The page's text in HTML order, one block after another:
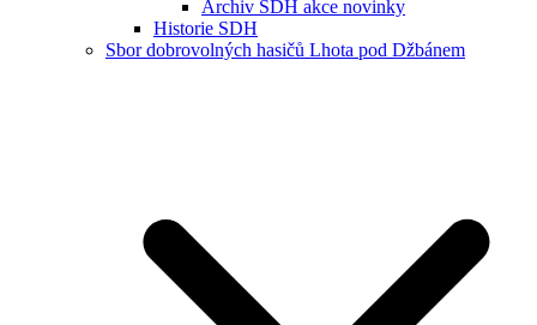
Archiv SDH akce novinky
Historie SDH
Sbor dobrovolných hasičů Lhota pod Džbánem